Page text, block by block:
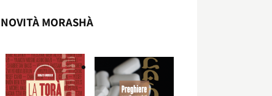
NOVITÀ MORASHÀ